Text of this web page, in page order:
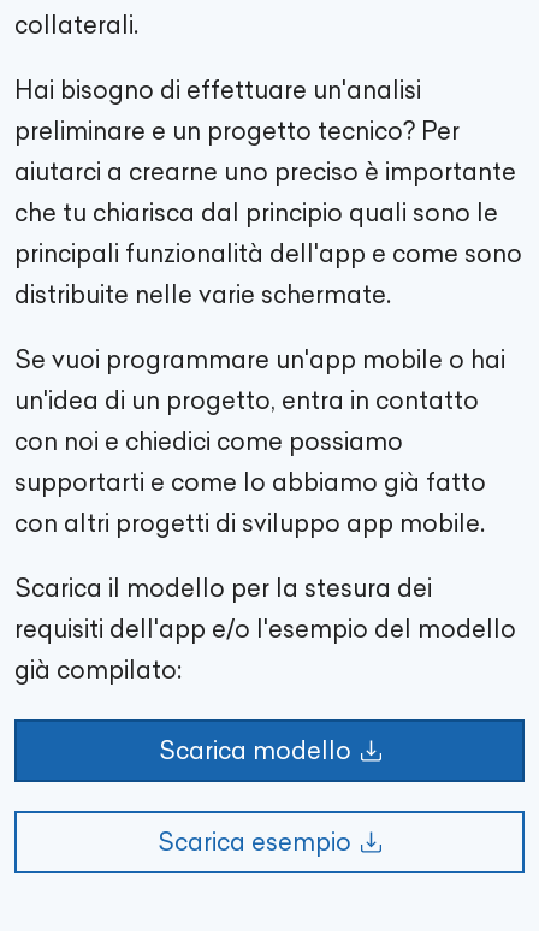
collaterali.
Hai bisogno di effettuare un'analisi
preliminare e un progetto tecnico? Per
aiutarci a crearne uno preciso è importante
che tu chiarisca dal principio quali sono le
principali funzionalità dell'app e come sono
distribuite nelle varie schermate.
Se vuoi programmare un'app mobile o hai
un'idea di un progetto, entra in contatto
con noi e chiedici come possiamo
supportarti e come lo abbiamo già fatto
con altri progetti di sviluppo app mobile.
Scarica il modello per la stesura dei
requisiti dell'app e/o l'esempio del modello
già compilato:
Scarica modello
Scarica esempio